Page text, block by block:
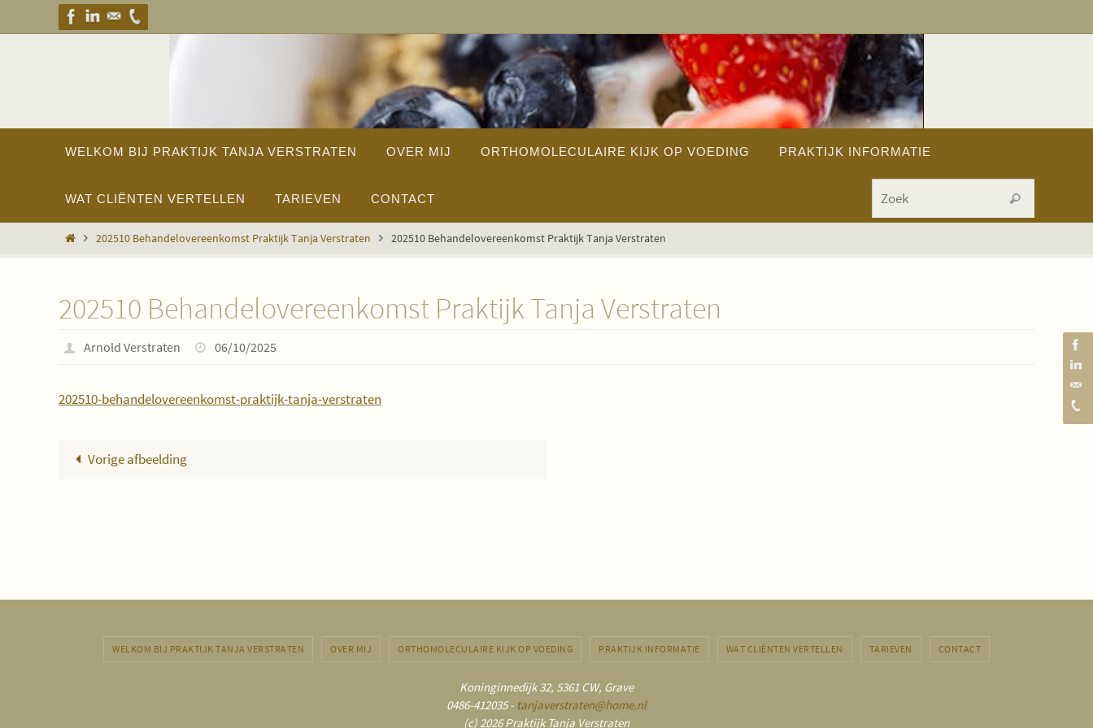
naar
WELKOM BIJ PRAKTIJK TANJA VERSTRATEN OVER MIJ ORTHOMOLECULAIRE KIJK OP VOEDING PRAKTIJK INFORMATIE
WAT CLIËNTEN VERTELLEN TARIEVEN CONTACT Zoek
Home202510 Behandelovereenkomst Praktijk Tanja Verstraten 202510 Behandelovereenkomst Praktijk Tanja Verstraten
202510 Behandelovereenkomst Praktijk Tanja Verstraten
Arnold Verstraten 06/10/2025
202510-behandelovereenkomst-praktijk-tanja-verstraten
Vorige afbeelding
WELKOM BIJ PRAKTIJK TANJA VERSTRATEN OVER MIJ ORTHOMOLECULAIRE KIJK OP VOEDING PRAKTIJK INFORMATIE WAT CLIËNTEN VERTELLEN TARIEVEN CONTACT
Koninginnedijk 32, 5361 CW, Grave
0486-412035 - tanjaverstraten@home.nl
(c) 2026 Praktijk Tanja Verstraten